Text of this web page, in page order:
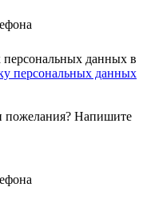
персональных данных в
персональных данных
пожелания? Напишите